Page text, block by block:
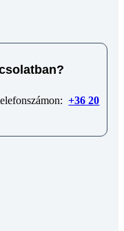
+36 20